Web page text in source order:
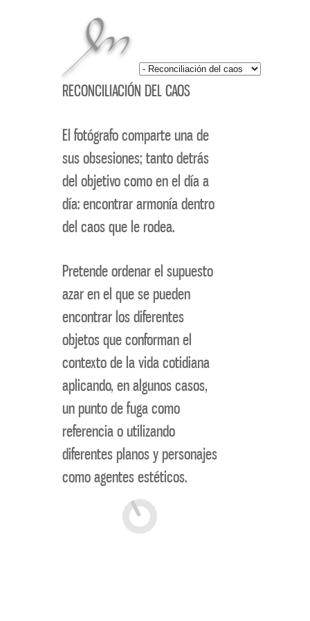
RECONCILIACIÓN DEL CAOS
El fotógrafo comparte una de
sus obsesiones; tanto detrás
del objetivo como en el día a
día: encontrar armonía dentro
del caos que le rodea.
Pretende ordenar el supuesto
azar en el que se pueden
encontrar los diferentes
objetos que conforman el
contexto de la vida cotidiana
aplicando, en algunos casos,
un punto de fuga como
referencia o utilizando
diferentes planos y personajes
como agentes estéticos.